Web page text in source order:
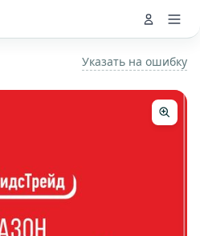
Указать на ошибку